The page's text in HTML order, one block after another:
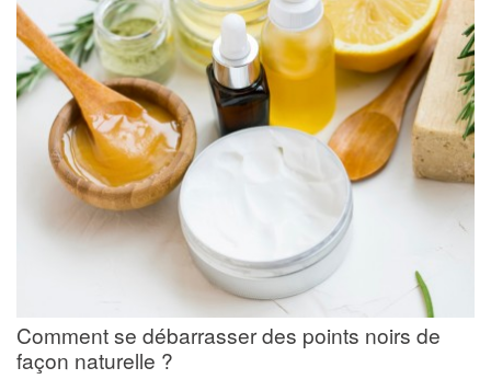
Comment se débarrasser des points noirs de
façon naturelle ?